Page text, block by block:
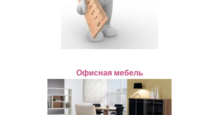
Офисная мебель